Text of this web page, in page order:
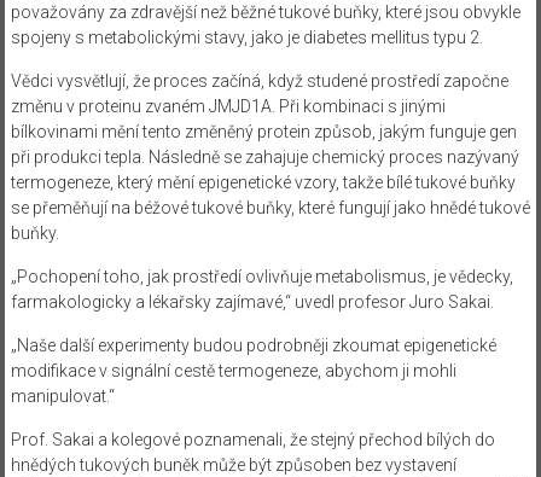
považovány za zdravější než běžné tukové buňky, které jsou obvykle
spojeny s metabolickými stavy, jako je diabetes mellitus typu 2.
Vědci vysvětlují, že proces začíná, když studené prostředí započne
změnu v proteinu zvaném JMJD1A. Při kombinaci s jinými
bílkovinami mění tento změněný protein způsob, jakým funguje gen
při produkci tepla. Následně se zahajuje chemický proces nazývaný
termogeneze, který mění epigenetické vzory, takže bílé tukové buňky
se přeměňují na béžové tukové buňky, které fungují jako hnědé tukové
buňky.
„Pochopení toho, jak prostředí ovlivňuje metabolismus, je vědecky,
farmakologicky a lékařsky zajímavé,“ uvedl profesor Juro Sakai.
„Naše další experimenty budou podrobněji zkoumat epigenetické
modifikace v signální cestě termogeneze, abychom ji mohli
manipulovat.“
Prof. Sakai a kolegové poznamenali, že stejný přechod bílých do
hnědých tukových buněk může být způsoben bez vystavení